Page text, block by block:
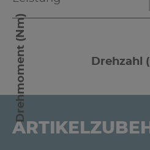
Drehmoment (Nm) Drehzahl